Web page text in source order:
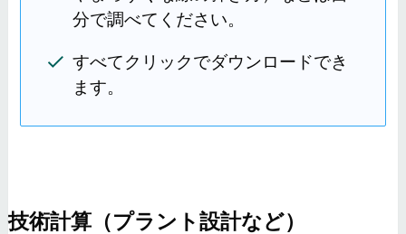
分で調べてください。
すべてクリックでダウンロードでき
ます。
技術計算（プラント設計など）